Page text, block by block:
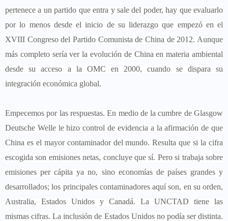
pertenece a un partido que entra y sale del poder, hay que evaluarlo
por lo menos desde el inicio de su liderazgo que empezó en el
XVIII Congreso del Partido Comunista de China de 2012. Aunque
más completo sería ver la evolución de China en materia ambiental
desde su acceso a la OMC en 2000, cuando se dispara su
integración económica global.
Empecemos por las respuestas. En medio de la cumbre de Glasgow
Deutsche Welle le hizo control de evidencia a la afirmación de que
China es el mayor contaminador del mundo. Resulta que si la cifra
escogida son emisiones netas, concluye que sí. Pero si trabaja sobre
emisiones per cápita ya no, sino economías de países grandes y
desarrollados; los principales contaminadores aquí son, en su orden,
Australia, Estados Unidos y Canadá. La UNCTAD tiene las
mismas cifras. La inclusión de Estados Unidos no podía ser distinta.